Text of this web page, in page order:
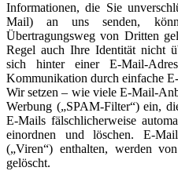
Informationen, die Sie
Mail) an uns senden,
Übertragungsweg von Dritten
Regel auch Ihre Identität nicht
sich hinter einer E-Mail-
Kommunikation durch einfache
Wir setzen – wie viele E-Mail-
Werbung („SPAM-Filter“) ein,
E-Mails fälschlicherweise
einordnen und löschen. E-
(„Viren“) enthalten, werden
gelöscht.